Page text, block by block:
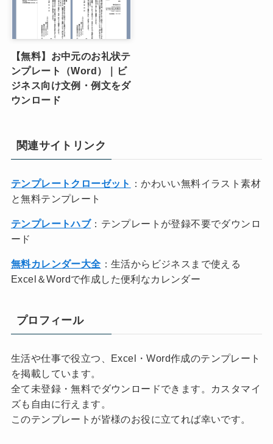
【無料】お中元のお礼状テ
ンプレート（Word）｜ビ
ジネス向け文例・例文をダ
ウンロード
関連サイトリンク
テンプレートクローゼット
：かわいい無料イラスト素材
と無料テンプレート
テンプレートハブ：テンプレートが登録不要でダウンロ
ード
無料カレンダー大全 ：生活からビジネスまで使える
Excel＆Wordで作成した便利なカレンダー
プロフィール
生活や仕事で役立つ、Excel・Word作成のテンプレート
を掲載しています。
全て未登録・無料でダウンロードできます。カスタマイ
ズも自由に行えます。
このテンプレートが皆様のお役に立てれば幸いです。